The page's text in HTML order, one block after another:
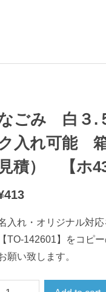
ごみ 白３.
入れ可能
見積） 【ホ
413
入れ・オリジナル対
【TO-142601】をコピー
願い致します。
な